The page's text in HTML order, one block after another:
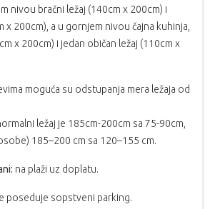
nivou bračni ležaj (140cm x 200cm) i
x 200cm), a u gornjem nivou čajna kuhinja,
x 200cm) i jedan običan ležaj (110cm x
moguća su odstupanja mera ležaja od
ležaj je 185cm-200cm sa 75-90cm,
185–200 cm sa 120–155 cm.
na plaži uz doplatu.
poseduje sopstveni parking.